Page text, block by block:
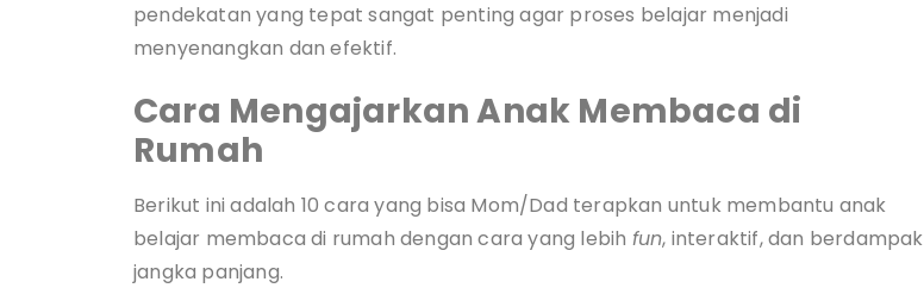
pendekatan yang tepat sangat penting agar proses belajar menjadi
menyenangkan dan efektif.
Cara Mengajarkan Anak Membaca di
Rumah
Berikut ini adalah 10 cara yang bisa Mom/Dad terapkan untuk membantu anak
belajar membaca di rumah dengan cara yang lebih fun, interaktif, dan berdampak
jangka panjang.